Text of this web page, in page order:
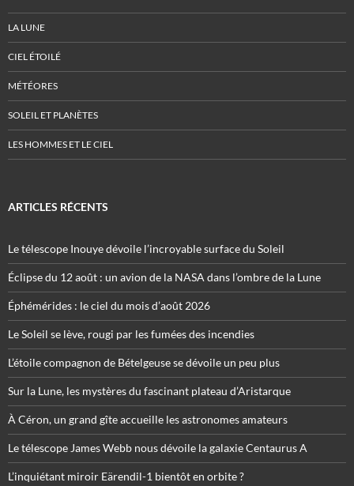
LA LUNE
CIEL ÉTOILÉ
MÉTÉORES
SOLEIL ET PLANÈTES
LES HOMMES ET LE CIEL
ARTICLES RÉCENTS
Le télescope Inouye dévoile l’incroyable surface du Soleil
Éclipse du 12 août : un avion de la NASA dans l’ombre de la Lune
Éphémérides : le ciel du mois d’août 2026
Le Soleil se lève, rougi par les fumées des incendies
L’étoile compagnon de Bételgeuse se dévoile un peu plus
Sur la Lune, les mystères du fascinant plateau d’Aristarque
À Céron, un grand gîte accueille les astronomes amateurs
Le télescope James Webb nous dévoile la galaxie Centaurus A
L’inquiétant miroir Eärendil-1 bientôt en orbite ?